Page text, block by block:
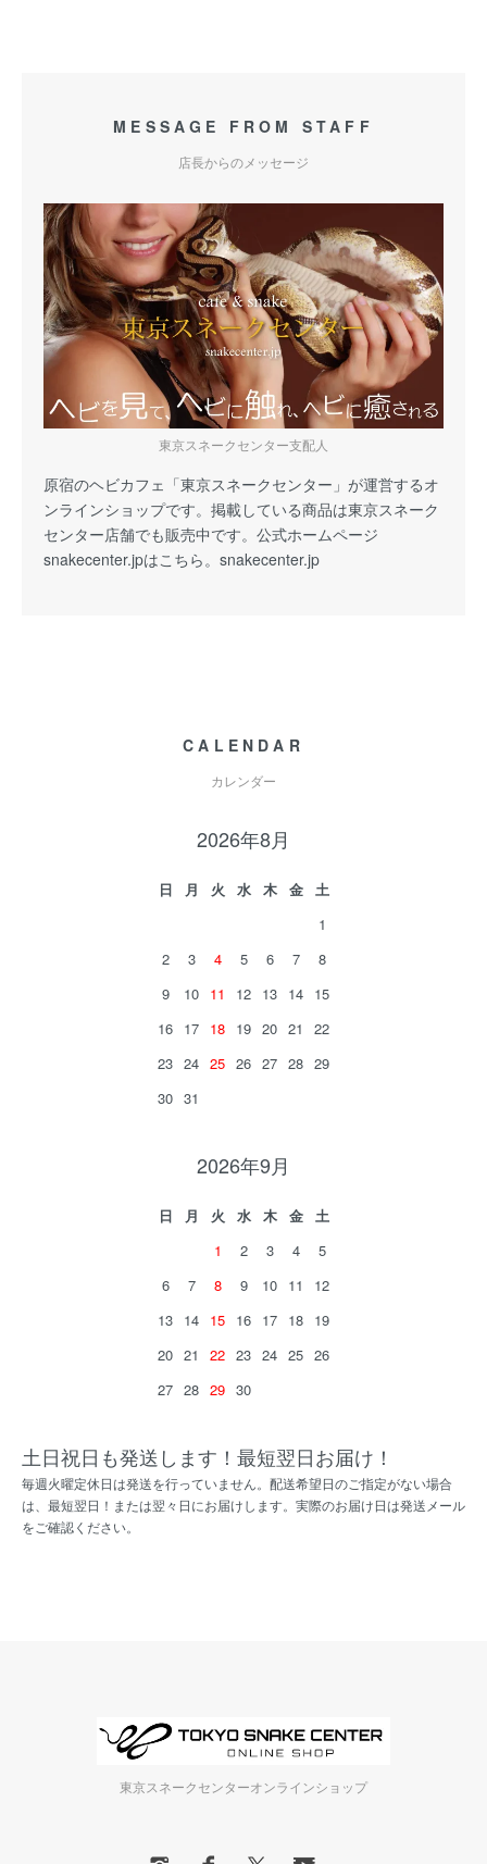
MESSAGE FROM STAFF
店長からのメッセージ
東京スネークセンター支配人
原宿のヘビカフェ「東京スネークセンター」が運営するオ
ンラインショップです。掲載している商品は東京スネーク
センター店舗でも販売中です。公式ホームページ
snakecenter.jpはこちら。 snakecenter.jp
CALENDAR
カレンダー
2026年8月
日 月 火 水 木 金
土
1
2
3 4 5 6 7
8
9
10 11 12 13 14 15
16 17 18 19 20 21
22
23 24 25 26 27 28 29
30 31
2026年9月
日 月 火 水 木 金
土
1
2 3 4
5
6
7 8 9 10 11
12
13 14 15 16 17 18 19
20 21 22 23 24 25 26
27 28 29 30
土日祝日も発送します！最短翌日お届け！
毎週火曜定休日は発送を行っていません。配送希望日のご指定がない場合
は、最短翌日！または翌々日にお届けします。実際のお届け日は発送メール
をご確認ください。
東京スネークセンターオンラインショップ